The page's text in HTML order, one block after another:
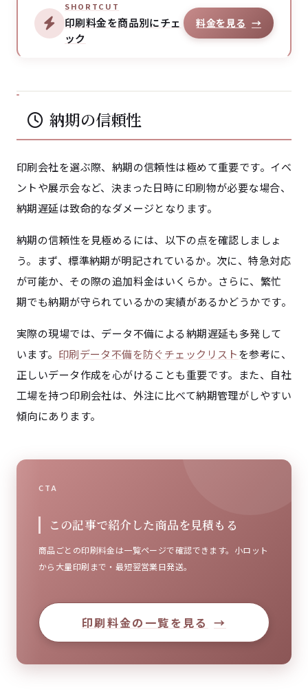
SHORTCUT
印刷料金を商品別にチェ
ック
料金を見る →
納期の信頼性
印刷会社を選ぶ際、納期の信頼性は極めて重要です。イベ
ントや展示会など、決まった日時に印刷物が必要な場合、
納期遅延は致命的なダメージとなります。
納期の信頼性を見極めるには、以下の点を確認しましょ
う。まず、標準納期が明記されているか。次に、特急対応
が可能か、その際の追加料金はいくらか。さらに、繁忙
期でも納期が守られているかの実績があるかどうかです。
実際の現場では、データ不備による納期遅延も多発して
います。 印刷データ不備を防ぐチェックリストを参考に、
正しいデータ作成を心がけることも重要です。また、自社
工場を持つ印刷会社は、外注に比べて納期管理がしやすい
傾向にあります。
CTA
この記事で紹介した商品を見積もる
商品ごとの印刷料金は一覧ページで確認できます。小ロット
から大量印刷まで・最短翌営業日発送。
印刷料金の一覧を見る →